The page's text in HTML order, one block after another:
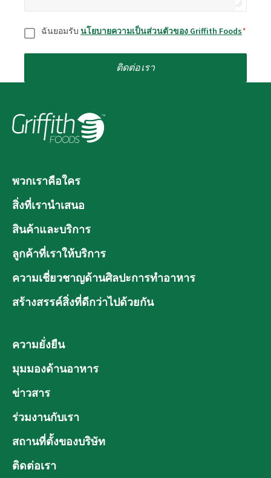
ยินยอมฉันยอมรับ นโยบายความเป็นส่วนตัวของ Griffith Foods*
ติดต่อเรา
พวกเราคือใคร
สิ่งที่เรานำเสนอ
สินค้าและบริการ
ลูกค้าที่เราให้บริการ
ความเชี่ยวชาญด้านศิลปะการทำอาหาร
สร้างสรรค์สิ่งที่ดีกว่าไปด้วยกัน
ความยั่งยืน
มุมมองด้านอาหาร
ข่าวสาร
ร่วมงานกับเรา
สถานที่ตั้งของบริษัท
ติดต่อเรา